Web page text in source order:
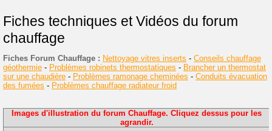
Fiches techniques et Vidéos du forum
chauffage
Fiches Forum Chauffage : Nettoyage vitres inserts - Conseils chauffage
géothermie - Problèmes robinets thermostatiques - Brancher un thermostat
sur une chaudière - Problèmes ramonage cheminées - Conduits évacuation
des fumées - Problèmes chauffage radiateur froid
Images d'illustration du forum Chauffage. Cliquez dessus pour les
agrandir.